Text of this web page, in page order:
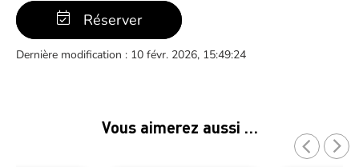
Réserver
Dernière modification : 10 févr. 2026, 15:49:24
Vous aimerez aussi …